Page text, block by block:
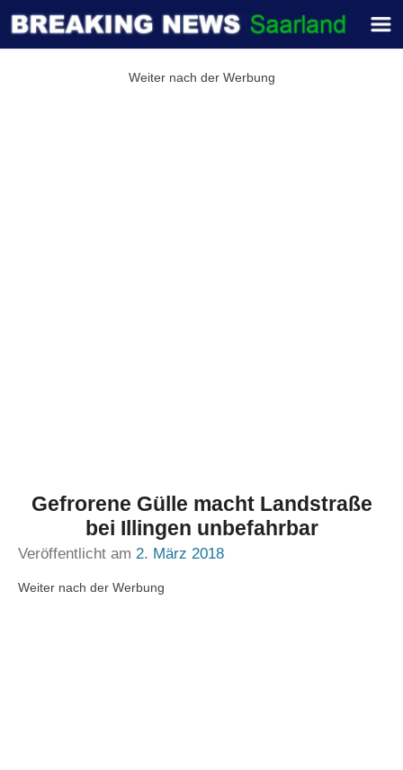
Weiter nach der Werbung
Gefrorene Gülle macht Landstraße
bei Illingen unbefahrbar
Veröffentlicht am 2. März 2018
Weiter nach der Werbung